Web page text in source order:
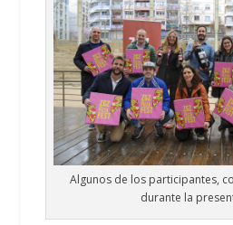
Algunos de los participantes,
durante la